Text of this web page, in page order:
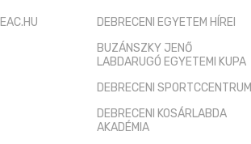
DEBRECENI EGYETEM HÍREI
BUZÁNSZKY JENŐ
LABDARUGÓ EGYETEMI KUPA
DEBRECENI SPORTCCENTRUM
DEBRECENI KOSÁRLABDA
AKADÉMIA